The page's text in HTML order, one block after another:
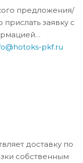
предложения/
заявку с
pkf.ru
доставку по
собственным